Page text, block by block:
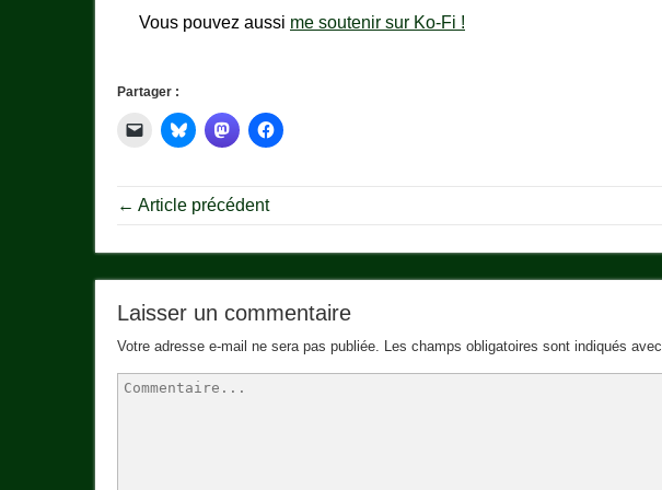
Vous pouvez aussi me soutenir sur Ko-Fi !
Partager :
← Article précédent
Laisser un commentaire
Votre adresse e-mail ne sera pas publiée. Les champs obligatoires sont indiqués avec